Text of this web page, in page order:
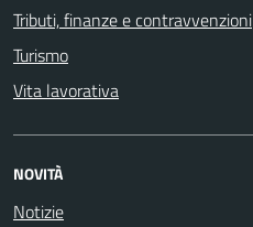
Tributi, finanze e contravvenzioni
Turismo
Vita lavorativa
NOVITÀ
Notizie